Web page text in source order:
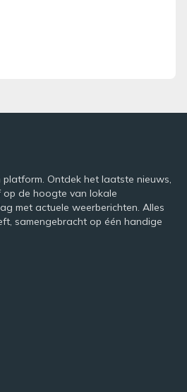
Ontdek het laatste nieuws,
de hoogte van lokale
met actuele weerberichten. Alles
samengebracht op één handige